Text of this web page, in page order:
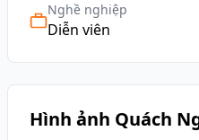
Nghề nghiệp
Diễn viên
Hình ảnh Quách